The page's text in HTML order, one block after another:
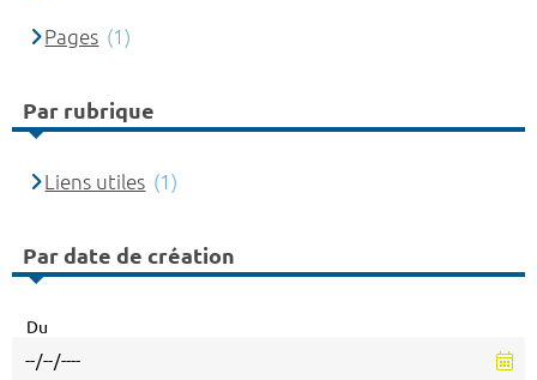
Pages (1)
Par rubrique
Liens utiles (1)
Par date de création
Du